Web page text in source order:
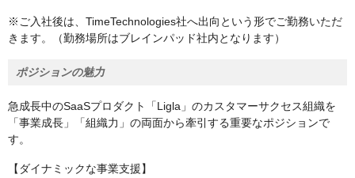
※ご入社後は、TimeTechnologies社へ出向という形でご勤務いただ
きます。（勤務場所はブレインパッド社内となります）
ポジションの魅力
急成長中のSaaSプロダクト「Ligla」のカスタマーサクセス組織を
「事業成長」「組織力」の両面から牽引する重要なポジションで
す。
【ダイナミックな事業支援】